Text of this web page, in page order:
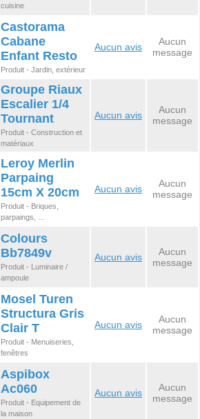
cuisine
Castorama
Cabane
Enfant Resto
Produit - Jardin, extérieur
Aucun avis
Aucun
message
Groupe Riaux
Escalier 1/4
Tournant
Produit - Construction et
matériaux
Aucun avis
Aucun
message
Leroy Merlin
Parpaing
15cm X 20cm
Produit - Briques,
parpaings, ...
Aucun avis
Aucun
message
Colours
Bb7849v
Produit - Luminaire /
ampoule
Aucun avis
Aucun
message
Mosel Turen
Structura Gris
Clair T
Produit - Menuiseries,
fenêtres
Aucun avis
Aucun
message
Aspibox
Ac060
Produit - Equipement de
la maison
Aucun avis
Aucun
message